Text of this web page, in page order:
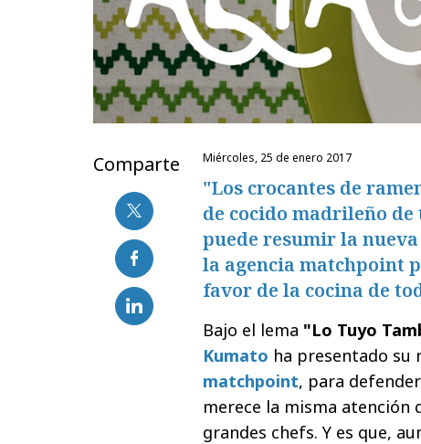
Comparte miércoles, 25 de enero 2017
"Los crocantes de
de cocido madrileño de
puede resumir la
la agencia matchpoint
favor de la cocina de
Bajo el lema "Lo Tuyo
Kumato ha presentado su
matchpoint, para
merece la misma atención
grandes chefs. Y es que,